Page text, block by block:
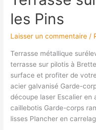
les Pins
Laisser un commentaire /
Terrasse métallique
terrasse sur pilotis à
surface et profiter de
acier galvanisé Garde-
découpe laser Escalier
caillebotis Garde-corps
lisses Plancher en